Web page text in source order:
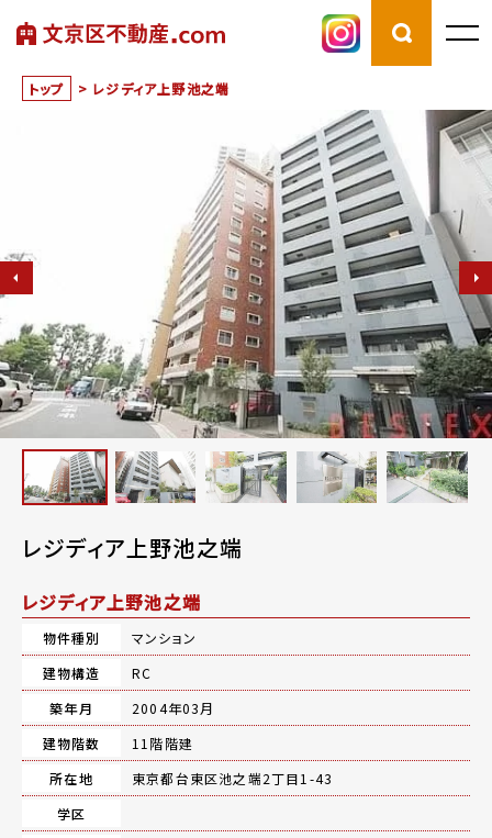
トップ > レジディア上野池之端
レジディア上野池之端
レジディア上野池之端
物件種別
マンション
建物構造
RC
築年月
2004年03月
建物階数
11階階建
所在地
東京都台東区池之端2丁目1-43
学区